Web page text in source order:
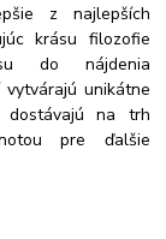
z najlepších
krásu filozofie
do nájdenia
unikátne
dostávajú na trh
pre ďalšie